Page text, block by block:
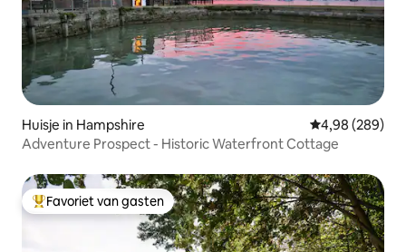
Huisje in Hampshire Gemiddelde
4,98 (289)
Adventure Prospect - Historic Waterfront Cottage
Topfavoriet van gasten
Favoriet van gasten